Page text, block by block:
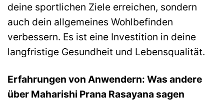
deine sportlichen Ziele erreichen, sondern
auch dein allgemeines Wohlbefinden
verbessern. Es ist eine Investition in deine
langfristige Gesundheit und Lebensqualität.
Erfahrungen von Anwendern: Was andere
über Maharishi Prana Rasayana sagen